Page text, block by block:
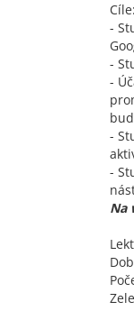
Cíle:
-
-
-
-
-
Na